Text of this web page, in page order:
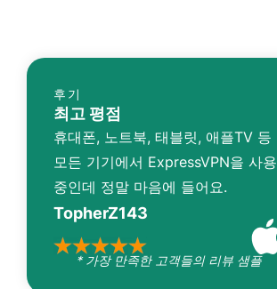
후기
최고 평점
휴대폰, 노트북, 태블릿, 애플TV 등
모든 기기에서 ExpressVPN을 사용
중인데 정말 마음에 들어요.
TopherZ143
* 가장 만족한 고객들의 리뷰 샘플